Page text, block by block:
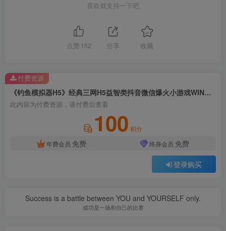
喜欢就支持一下吧
点赞 152 分享 收藏
《钓鱼模拟器H5》经典三网H5益智类抖音微信爆火小游戏WIN系一键服务端+Linux手工服务端+详细搭建教程
此内容为付费资源，请付费后查看
100 积分
年费会员 免费 终身会员 免费
登录购买
付费资源
Success is a battle between YOU and YOURSELF only.
成功是一场和自己的比赛